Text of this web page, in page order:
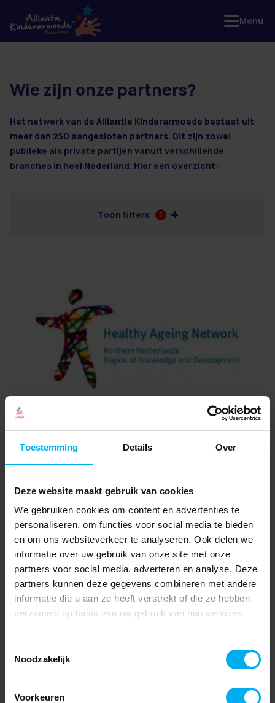
Toestemming Details Over
Deze website maakt gebruik van cookies
We gebruiken cookies om content en advertenties te
personaliseren, om functies voor social media te bieden
en om ons websiteverkeer te analyseren. Ook delen we
informatie over uw gebruik van onze site met onze
partners voor social media, adverteren en analyse. Deze
partners kunnen deze gegevens combineren met andere
informatie die u aan ze heeft verstrekt of die ze hebben
verzameld op basis van uw gebruik van hun services.
Noodzakelijk
Voorkeuren
3 resultaten
Wie zijn onze partners?
Het netwerk van de Alliantie Kinderarmoede bestaat uit
meer dan 250 aangesloten partners. Dit zijn zowel
publieke als private partijen vanuit verschillende
branches in heel Nederland. Hier een overzicht:
Toon filters 7
Menu